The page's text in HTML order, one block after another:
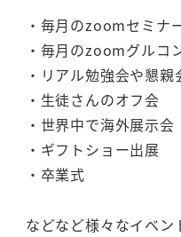
・毎月のzoomセミナ
・毎月のzoomグルコ
・リアル勉強会や懇親
・生徒さんのオフ会
・世界中で海外展示会
・ギフトショー出展
・卒業式
などなど様々なイベ